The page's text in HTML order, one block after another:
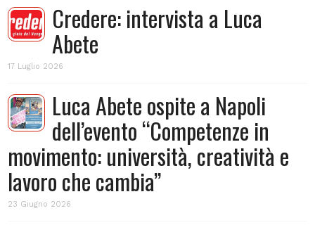
Credere: intervista a Luca
Abete
17 Luglio 2026
Luca Abete ospite a Napoli
dell’evento “Competenze in
movimento: università, creatività e
lavoro che cambia”
23 Giugno 2026